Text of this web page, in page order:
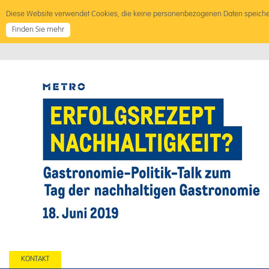
Diese Website verwendet Cookies, die keine personenbezogenen Daten
KONTAKT